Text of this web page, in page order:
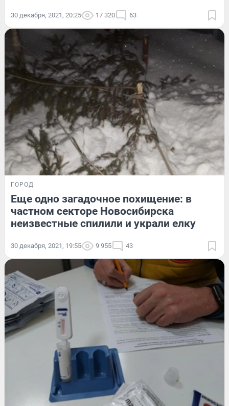
30 декабря, 2021, 20:25 17 320 63
ГОРОД
Еще одно загадочное похищение: в
частном секторе Новосибирска
неизвестные спилили и украли елку
30 декабря, 2021, 19:55 9 955 43